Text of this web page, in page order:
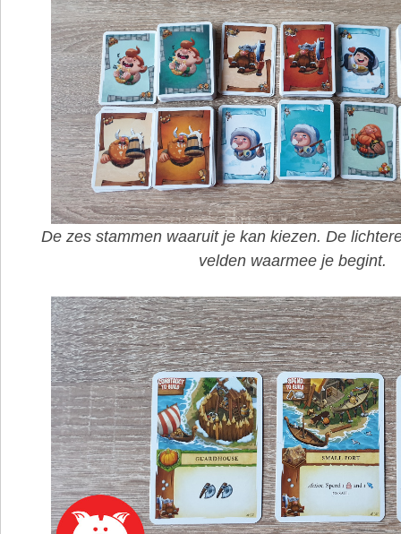
De zes stammen waaruit je kan kiezen. De
velden waarmee je begint.